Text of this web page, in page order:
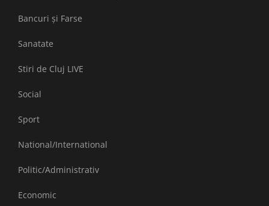
Bancuri și Farse
Sanatate
Stiri de Cluj LIVE
Social
Sport
National/International
Politic/Administrativ
Economic